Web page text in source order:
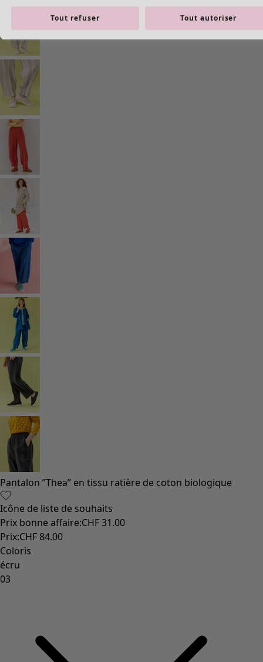
Pantalon ”Thea” en tissu ratière de coton biologique
Icône de liste de souhaits
Prix bonne affaire:CHF 31.00
Prix:CHF 84.00
Coloris
écru
03
Tout refuser Tout autoriser